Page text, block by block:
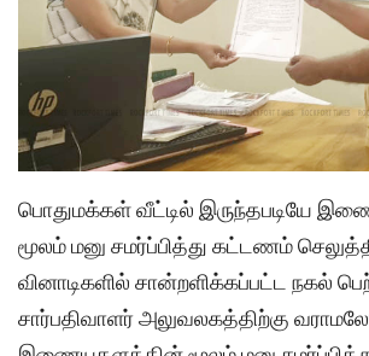
பொதுமக்கள் வீட்டில் இருந்தபடியே
மூலம் மனு சமர்ப்பித்து கட்டணம்
வினாடிகளில் சான்றளிக்கப்பட்ட நகல்
சார்பதிவாளர் அலுவலகத்திற்கு